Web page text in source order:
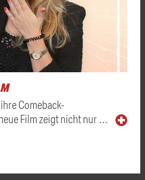
Comeback-
Film zeigt nicht nur …